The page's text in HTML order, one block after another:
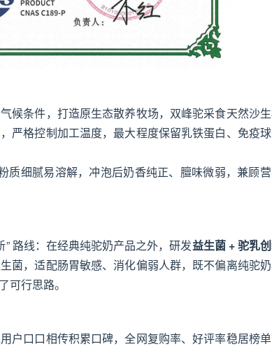
候条件，打造原生态散养牧场，双峰驼采食天然沙
严格控制加工温度，最大程度保留乳铁蛋白、免疫
质细腻易溶解，冲泡后奶香纯正、膻味微弱，兼顾
路线：在经典纯驼奶产品之外，研发益生菌 + 驼乳
菌，适配肠胃敏感、消化偏弱人群，既不偏离纯驼
可行思路。
户口口相传积累口碑，全网复购率、好评率稳居榜